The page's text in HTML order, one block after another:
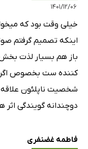
۱۴۰۱/۱۲/۰۶
خیلی وقت بود که
اینکه تصمیم گرفتم
باز هم بسیار لذت بخش
کننده ست بخصوص اگر
شخصیت ناپلئون
دوچندانه گویندگی اثر
فاطمه غضنفری